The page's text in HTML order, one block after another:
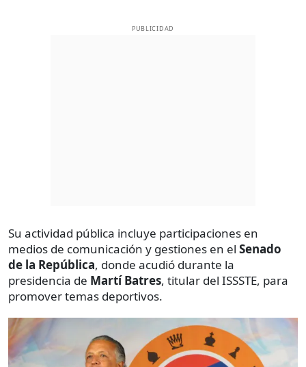
PUBLICIDAD
Su actividad pública incluye participaciones en
medios de comunicación y gestiones en el Senado
de la República, donde acudió durante la
presidencia de Martí Batres, titular del ISSSTE, para
promover temas deportivos.